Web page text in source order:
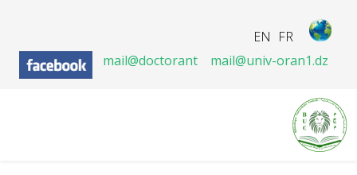
FR
EN
mail@doctorant
mail@univ-oran1.dz